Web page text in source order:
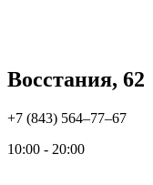
Восстания, 62
+7 (843) 564‒77‒67
10:00 - 20:00